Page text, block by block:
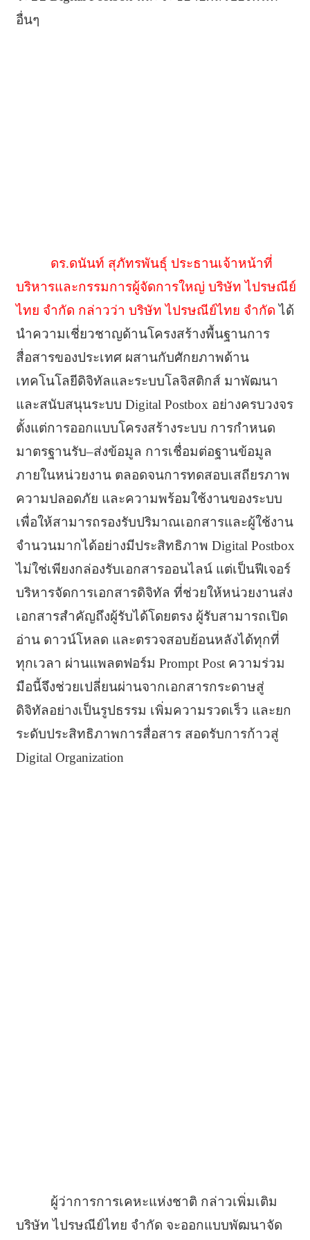
อื่นๆ
ดร.ดนันท์ สุภัทรพันธุ์ ประธานเจ้าหน้าที่
บริหารและกรรมการผู้จัดการใหญ่ บริษัท ไปรษณีย์
ไทย จำกัด กล่าวว่า บริษัท ไปรษณีย์ไทย จำกัด ได้
นำความเชี่ยวชาญด้านโครงสร้างพื้นฐานการ
สื่อสารของประเทศ ผสานกับศักยภาพด้าน
เทคโนโลยีดิจิทัลและระบบโลจิสติกส์ มาพัฒนา
และสนับสนุนระบบ Digital Postbox อย่างครบวงจร
ตั้งแต่การออกแบบโครงสร้างระบบ การกำหนด
มาตรฐานรับ–ส่งข้อมูล การเชื่อมต่อฐานข้อมูล
ภายในหน่วยงาน ตลอดจนการทดสอบเสถียรภาพ
ความปลอดภัย และความพร้อมใช้งานของระบบ
เพื่อให้สามารถรองรับปริมาณเอกสารและผู้ใช้งาน
จำนวนมากได้อย่างมีประสิทธิภาพ Digital Postbox
ไม่ใช่เพียงกล่องรับเอกสารออนไลน์ แต่เป็นฟีเจอร์
บริหารจัดการเอกสารดิจิทัล ที่ช่วยให้หน่วยงานส่ง
เอกสารสำคัญถึงผู้รับได้โดยตรง ผู้รับสามารถเปิด
อ่าน ดาวน์โหลด และตรวจสอบย้อนหลังได้ทุกที่
ทุกเวลา ผ่านแพลตฟอร์ม Prompt Post ความร่วม
มือนี้จึงช่วยเปลี่ยนผ่านจากเอกสารกระดาษสู่
ดิจิทัลอย่างเป็นรูปธรรม เพิ่มความรวดเร็ว และยก
ระดับประสิทธิภาพการสื่อสาร สอดรับการก้าวสู่
Digital Organization
ผู้ว่าการการเคหะแห่งชาติ กล่าวเพิ่มเติม
บริษัท ไปรษณีย์ไทย จำกัด จะออกแบบพัฒนาจัด